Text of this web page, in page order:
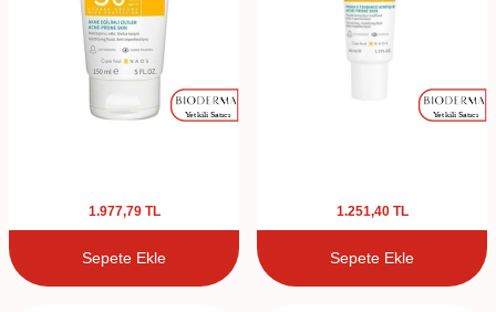
1.977,79TL
Sepete Ekle
1.251,40TL
Sepete Ekle